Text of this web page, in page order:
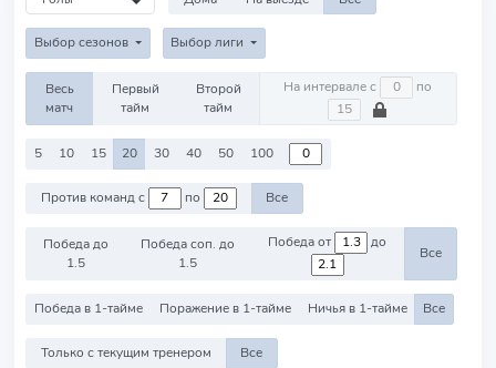
Выбор сезонов Выбор лиги
Весь
матч
Первый
тайм
Второй
тайм
На интервале с по
5 10 15 20 30 40 50 100
Против команд с по Все
Победа до
1.5
Победа соп. до
1.5
Победа от до
Все
Победа в 1-тайме Поражение в 1-тайме Ничья в 1-тайме Все
Только с текущим тренером Все